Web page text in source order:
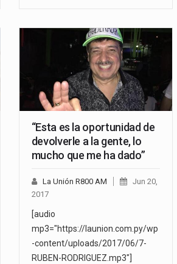
“Esta es la oportunidad de
devolverle a la gente, lo
mucho que me ha dado”
La Unión R800 AM
Jun 20,
2017
[audio
mp3="https://launion.com.py/wp
-content/uploads/2017/06/7-
RUBEN-RODRIGUEZ.mp3"]